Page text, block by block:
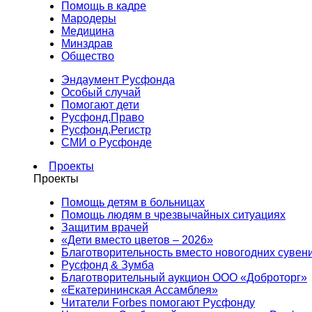
Помощь в кадре
Мародеры
Медицина
Минздрав
Общество
Эндаумент Русфонда
Особый случай
Помогают дети
Русфонд.Право
Русфонд.Регистр
СМИ о Русфонде
Проекты
Проекты
Помощь детям в больницах
Помощь людям в чрезвычайных ситуациях
Защитим врачей
«Дети вместо цветов – 2026»
Благотворительность вместо новогодних
Русфонд & Зумба
Благотворительный аукцион ООО «Доброторг»
«Екатерининская Ассамблея»
Читатели Forbes помогают Русфонду